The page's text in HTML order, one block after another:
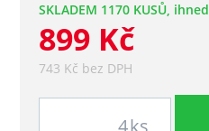
SKLADEM 1170 KUSŮ, ihned
899 Kč
743 Kč bez DPH
ks